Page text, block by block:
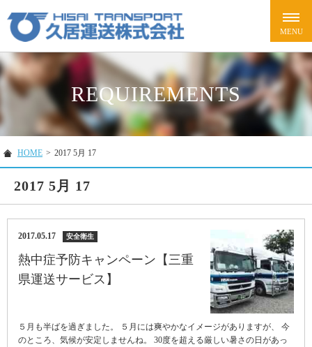
REQUIREMENTS
HOME > 2017 5月 17
2017 5月 17
2017.05.17 安全衛生
熱中症予防キャンペーン【三重
県運送サービス】
５月も半ばを過ぎました。 ５月には爽やかなイメージがありますが、 今
のところ、気候が安定しませんね。 30度を超える厳しい暑さの日があっ